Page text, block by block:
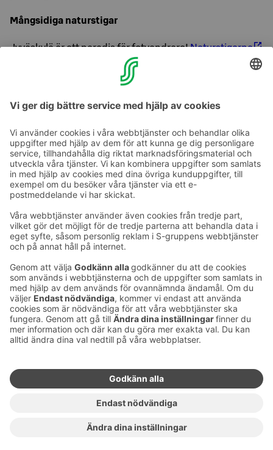
Mångsidiga naturstigar
Jyväskylä är ett paradis för fotvandrare!Naturstigarna
är ett perfekt sätt att ta till sig den mångsidiga naturen
runt Jyväskylä. Varje vandrare hittar säkert det rätta
varierad svårighetsgrad.
Ta kontakt
Kontaktuppgifter till hotellen
Feedback
Ge feedback
Sokos Hotels nyhetsbrev
nyhetsbrev
Du får Sokos Hotellens senaste
förmåner och nyheter till din e-
post varje månad.
Utmärkelser och certifikat
Sokos Hotels i sociala medier
Sokos
Hotels på
Sokos
Hotels på
Sokos
Hotels
på
Sokos
Hotels i
Linkedin